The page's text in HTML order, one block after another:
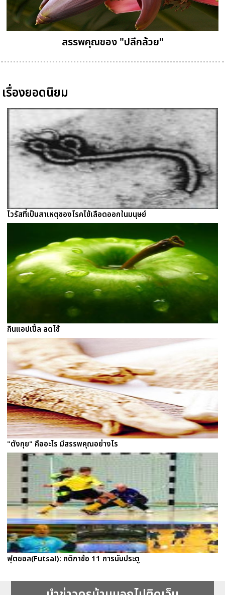
สรรพคุณของ "ปลีกล้วย"
เรื่องยอดนิยม
ไวรัสที่เป็นสาเหตุของโรคไข้เลือดออกในมนุษย์
กินแอปเปิ้ล ลดไข้
"ตังกุย" คืออะไร มีสรรพคุณอย่างไร
ฟุตซอล(Futsal): กติกาข้อ 11 การนับประตู